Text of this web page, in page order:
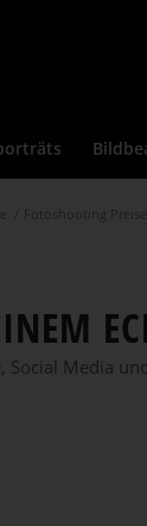
Fotoshooting
Media